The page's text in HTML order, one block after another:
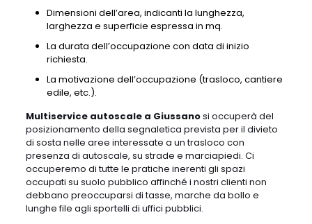
Dimensioni dell’area, indicanti la lunghezza,
larghezza e superficie espressa in mq.
La durata dell’occupazione con data di inizio
richiesta.
La motivazione dell’occupazione (trasloco, cantiere
edile, etc.).
Multiservice autoscale a Giussanosi occuperà del
posizionamento della segnaletica prevista per il divieto
di sosta nelle aree interessate a un trasloco con
presenza di autoscale, su strade e marciapiedi. Ci
occuperemo di tutte le pratiche inerenti gli spazi
occupati su suolo pubblico affinché i nostri clienti non
debbano preoccuparsi di tasse, marche da bollo e
lunghe file agli sportelli di uffici pubblici.